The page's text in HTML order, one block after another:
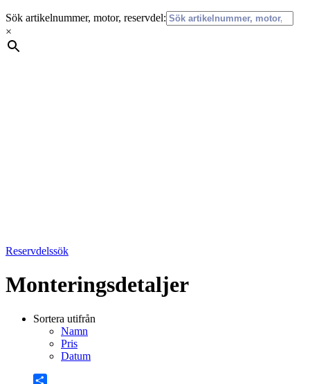
Sök artikelnummer, motor, reservdel:
×
Reservdelssök
Monteringsdetaljer
Sortera utifrån
Namn
Pris
Datum